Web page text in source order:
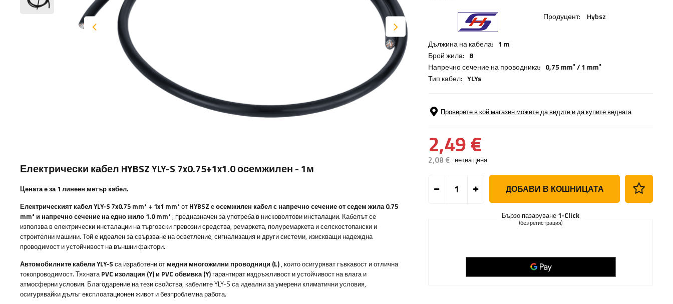
Продуцент: Hybsz
Дължина на кабела: 1 m
Брой жила: 8
Напречно сечение на проводника: 0,75 mm² / 1 mm²
Тип кабел: YLYs
Проверете в кой магазин можете да видите и да купите веднага
2,49 €
2,08 € нетна цена
ДОБАВИ В КОШНИЦАТА
Бързо пазаруване 1-Click
(без регистрация)
Електрически кабел HYBSZ YLY-S 7x0.75+1x1.0 осемжилен - 1м
Цената е за 1 линеен метър кабел.
Електрическият кабел YLY-S 7x0.75 mm² + 1x1 mm² от HYBSZ еосемжилен кабелс напречно сечение от седем жила 0.75
mm² и напречно сечение на едно жило 1.0 mm² , предназначен за употреба в нисковолтови инсталации. Кабелът се
използва в електрически инсталации на търговски превозни средства, ремаркета, полуремаркета и селскостопански и
строителни машини. Той е идеален за свързване на осветление, сигнализация и други системи, изискващи надеждна
проводимост и устойчивост на външни фактори.
Автомобилните кабели YLY-S са изработени от медни многожилни проводници (L), които осигуряват гъвкавост и отлична
токопроводимост. ТяхнатаPVC изолация (Y) и PVC обвивка (Y) гарантират издръжливост и устойчивост на влага и
атмосферни условия. Благодарение на тези свойства, кабелите YLY-S са идеални за умерени климатични условия,
осигурявайки дълъг експлоатационен живот и безпроблемна работа.